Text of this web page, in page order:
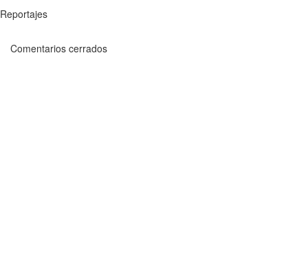
Reportajes
Comentarios cerrados